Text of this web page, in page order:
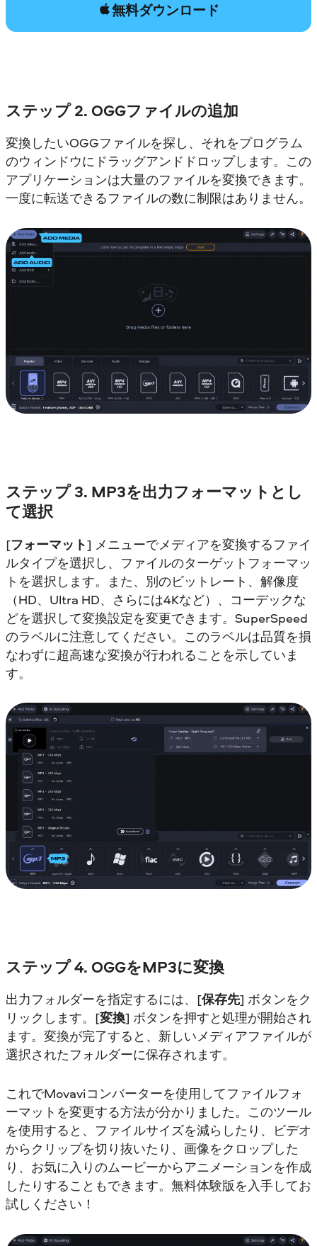
無料ダウンロード
ステップ 2. OGGファイルの追加
変換したいOGGファイルを探し、それをプログラム
のウィンドウにドラッグアンドドロップします。この
アプリケーションは大量のファイルを変換できます。
一度に転送できるファイルの数に制限はありません。
ステップ 3. MP3を出力フォーマットとし
て選択
[フォーマット] メニューでメディアを変換するファイ
ルタイプを選択し、ファイルのターゲットフォーマッ
トを選択します。また、別のビットレート、解像度
（HD、Ultra HD、さらには4Kなど）、コーデックな
どを選択して変換設定を変更できます。SuperSpeed
のラベルに注意してください。このラベルは品質を損
なわずに超高速な変換が行われることを示していま
す。
ステップ 4. OGGをMP3に変換
出力フォルダーを指定するには、[保存先] ボタンをク
リックします。[変換] ボタンを押すと処理が開始され
ます。変換が完了すると、新しいメディアファイルが
選択されたフォルダーに保存されます。
これでMovaviコンバーターを使用してファイルフォ
ーマットを変更する方法が分かりました。このツール
を使用すると、ファイルサイズを減らしたり、ビデオ
からクリップを切り抜いたり、画像をクロップした
り、お気に入りのムービーからアニメーションを作成
したりすることもできます。無料体験版を入手してお
試しください！